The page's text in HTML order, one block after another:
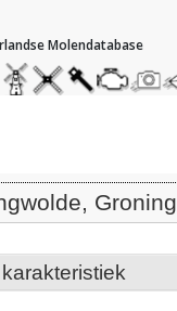
molendatabase
roedendatabase
assendatabase
stuur
een